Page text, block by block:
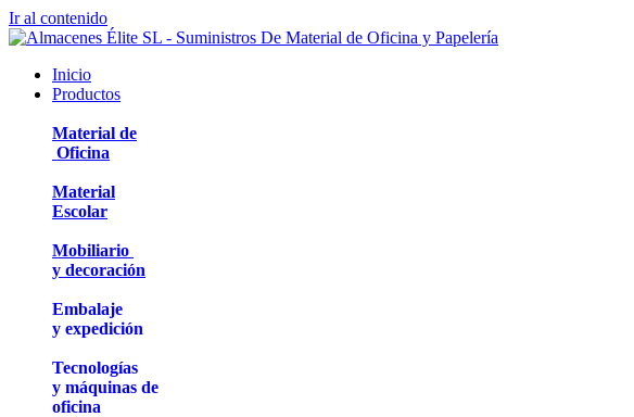
Ir al contenido
Inicio
Productos
Material de
Oficina
Material
Escolar
Mobiliario
y decoración
Embalaje
y expedición
Tecnologías
y máquinas de
oficina